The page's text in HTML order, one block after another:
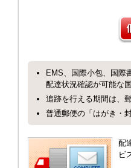
EMS、国際小包、国際
配達状況確認が可能な
追跡を行える期間は、
普通郵便の「はがき・
配
ビ